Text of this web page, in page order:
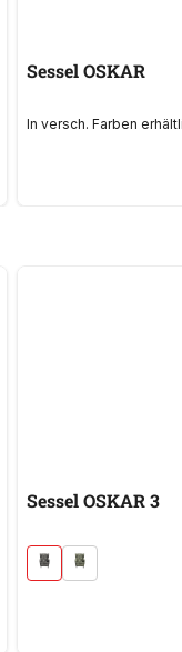
Sessel OSKAR
In versch. Farben
Sessel OSKAR 3